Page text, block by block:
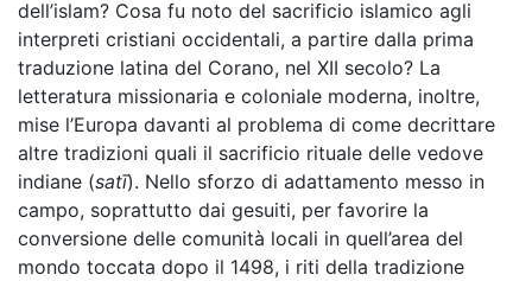
dell’islam? Cosa fu noto del sacrificio islamico agli
interpreti cristiani occidentali, a partire dalla prima
traduzione latina del Corano, nel XII secolo? La
letteratura missionaria e coloniale moderna, inoltre,
mise l’Europa davanti al problema di come decrittare
altre tradizioni quali il sacrificio rituale delle vedove
indiane (satī). Nello sforzo di adattamento messo in
campo, soprattutto dai gesuiti, per favorire la
conversione delle comunità locali in quell’area del
mondo toccata dopo il 1498, i riti della tradizione